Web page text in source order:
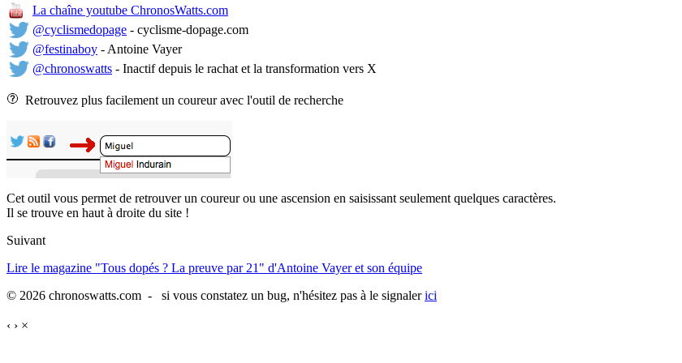
La chaîne youtube ChronosWatts.com
@cyclismedopage - cyclisme-dopage.com
@festinaboy - Antoine Vayer
@chronoswatts - Inactif depuis le rachat et la transformation vers X
Retrouvez plus facilement un coureur avec l'outil de recherche
Cet outil vous permet de retrouver un coureur ou une ascension en saisissant seulement quelques caractères.
Il se trouve en haut à droite du site !
Suivant
Lire le magazine "Tous dopés ? La preuve par 21" d'Antoine Vayer et son équipe
© 2026 chronoswatts.com - si vous constatez un bug, n'hésitez pas à le signalerici
‹ › ×